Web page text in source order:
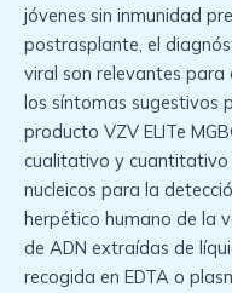
jóvenes sin inmunidad
postrasplante, el
viral son relevantes para
los síntomas sugestivos
producto VZV ELITe
cualitativo y cuantitativo
nucleicos para la
herpético humano de la
de ADN extraídas de
recogida en EDTA o